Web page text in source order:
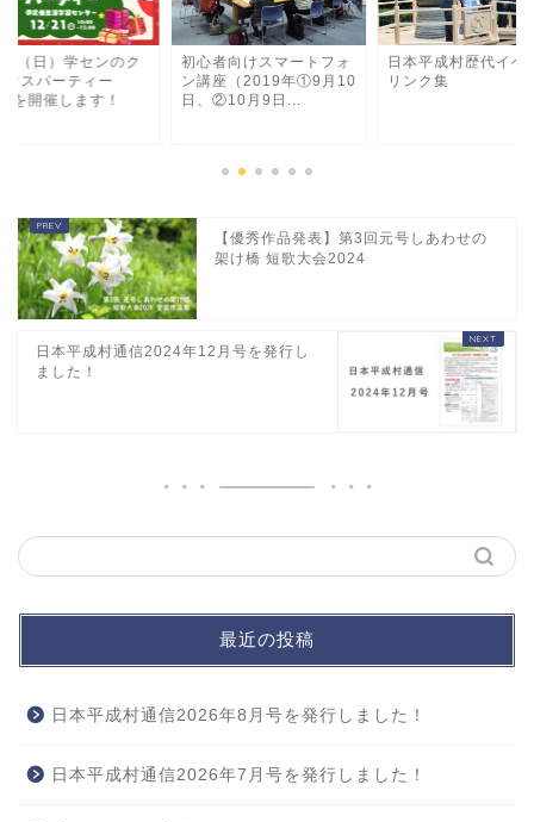
（日）学センのク
マスパーティー
を開催します！
初心者向けスマートフォ
ン講座（2019年①9月10
日、②10月9日...
日本平成村歴代イベ
リンク集
【優秀作品発表】第3回元号しあわせの
架け橋 短歌大会2024
日本平成村通信2024年12月号を発行し
ました！
最近の投稿
日本平成村通信2026年8月号を発行しました！
日本平成村通信2026年7月号を発行しました！